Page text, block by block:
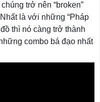
trở nên “broken”
là với những “Pháp
thì nó càng trở thành
combo bá đạo nhất